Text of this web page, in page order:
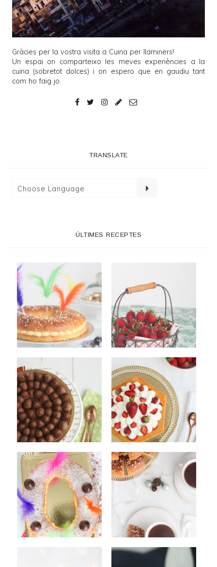
Gràcies per la vostra visita a Cuina per llaminers!
Un espai on comparteixo les meves experiències a la
cuina (sobretot dolces) i on espero que en gaudiu tant
com ho faig jo.
TRANSLATE
ÚLTIMES RECEPTES